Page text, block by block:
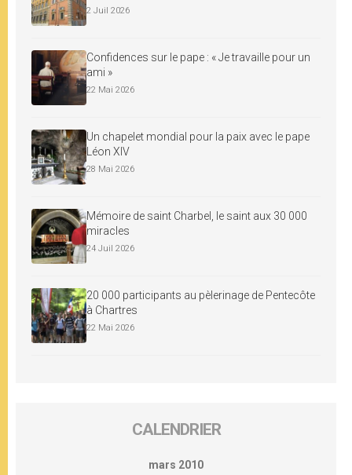
2 Juil 2026
Confidences sur le pape : « Je travaille pour un
ami »
22 Mai 2026
Un chapelet mondial pour la paix avec le pape
Léon XIV
28 Mai 2026
Mémoire de saint Charbel, le saint aux 30 000
miracles
24 Juil 2026
20 000 participants au pèlerinage de Pentecôte
à Chartres
22 Mai 2026
CALENDRIER
mars 2010